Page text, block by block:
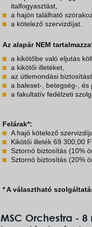
italfogyasztást,
a hajón található
a kötelező szervizdíjat.
Az alapár NEM
a kikötőbe való eljutás
a kikötői illetéket,
az útlemondási biztosítást,
a baleset-, betegség-, és
a fakultatív fedélzeti
Felárak*:
A hajó kötelező
Kikötői illeték 69 300,00
Sztornó biztosítás (10%
Sztornó biztosítás (20%
* A választható
MSC Orchestra -